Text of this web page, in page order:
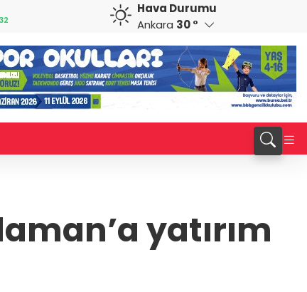
64,3468%0,38
CHF
59,0083
Hava Durumu
Ankara 30 °
yatırım